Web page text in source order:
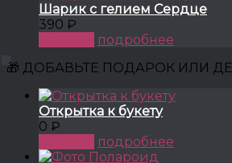
Шарик с гелием Сердце
390 ₽
подробнее
🎁 ДОБАВЬТЕ ПОДАРОК ИЛИ
Открытка к букету
0 ₽
подробнее